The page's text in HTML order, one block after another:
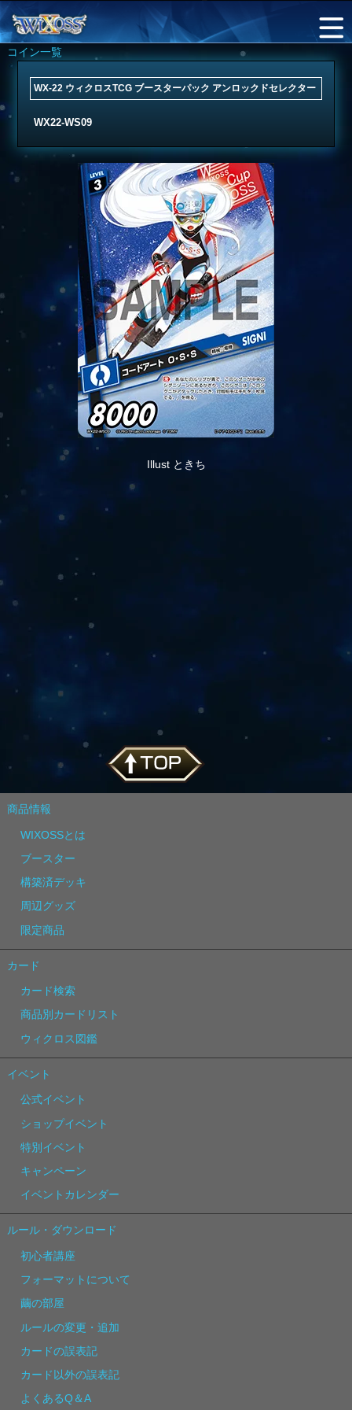
コイン一覧
WX-22 ウィクロスTCG ブースターパック アンロックドセレクター
WX22-WS09
Illust ときち
商品情報
WIXOSSとは
ブースター
構築済デッキ
周辺グッズ
限定商品
カード
カード検索
商品別カードリスト
ウィクロス図鑑
イベント
公式イベント
ショップイベント
特別イベント
キャンペーン
イベントカレンダー
ルール・ダウンロード
初心者講座
フォーマットについて
繭の部屋
ルールの変更・追加
カードの誤表記
カード以外の誤表記
よくあるQ＆A